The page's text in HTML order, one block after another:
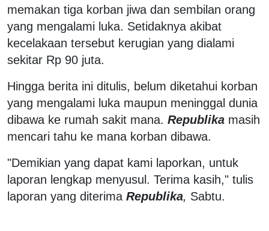
memakan tiga korban jiwa dan sembilan orang
yang mengalami luka. Setidaknya akibat
kecelakaan tersebut kerugian yang dialami
sekitar Rp 90 juta.
Hingga berita ini ditulis, belum diketahui korban
yang mengalami luka maupun meninggal dunia
dibawa ke rumah sakit mana. Republika masih
mencari tahu ke mana korban dibawa.
"Demikian yang dapat kami laporkan, untuk
laporan lengkap menyusul. Terima kasih," tulis
laporan yang diterima Republika, Sabtu.